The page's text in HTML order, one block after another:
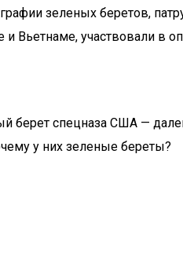
зеленых беретов,
участвовали в
берет спецназа США —
у них зеленые береты?